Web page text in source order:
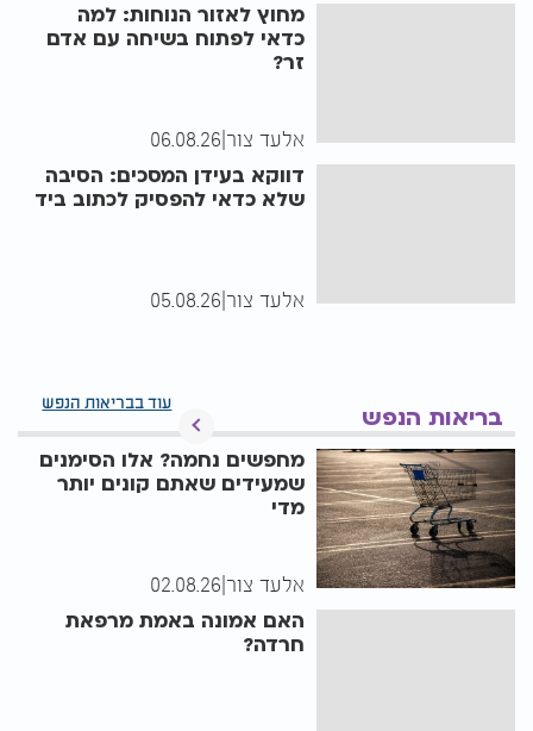
מחוץ לאזור הנוחות: למה
כדאי לפתוח בשיחה עם אדם
זר?
אלעד צור 06.08.26
דווקא בעידן המסכים: הסיבה
שלא כדאי להפסיק לכתוב ביד
אלעד צור 05.08.26
בריאות הנפש
עוד בבריאות הנפש
מחפשים נחמה? אלו הסימנים
שמעידים שאתם קונים יותר
מדי
אלעד צור 02.08.26
האם אמונה באמת מרפאת
חרדה?